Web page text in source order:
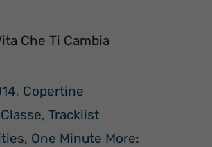
Che Ti Cambia
, Copertine
,Tracklist
One Minute More: